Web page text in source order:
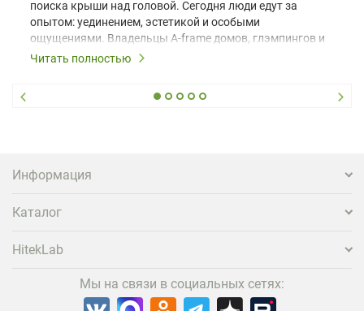
поиска крыши над головой. Сегодня люди едут за
опытом: уединением, эстетикой и особыми
ощущениями. Владельцы A-frame домов, глэмпингов и
шале понимают, что конкуренция растет, и
вернуться и поделиться впечатлениями в соцсетях,
проектора.
Читать полностью
Информация
Каталог
HitekLab
Мы на связи в социальных сетях: